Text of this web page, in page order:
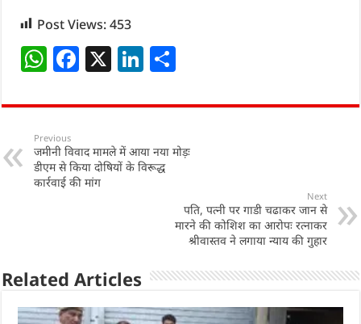
Post Views:453
W
at
s
A
p
F
c
b
o
X Li
k
dI
ar
e
Previous
जमीनी विवाद मामले में आया नया मोड़ः
डीएम से किया दोषियों के विरूद्ध
कार्रवाई की मांग
Next
पति, पत्नी पर गाडी चढाकर जान से
मारने की कोशिश का आरोपः रत्नाकर
श्रीवास्तव ने लगाया न्याय की गुहार
Related Articles